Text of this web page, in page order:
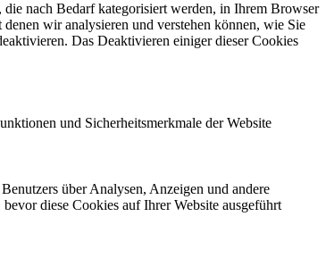
nach Bedarf kategorisiert werden, in Ihrem Browser
wir analysieren und verstehen können, wie Sie
Das Deaktivieren einiger dieser Cookies
und Sicherheitsmerkmale der Website
über Analysen, Anzeigen und andere
diese Cookies auf Ihrer Website ausgeführt